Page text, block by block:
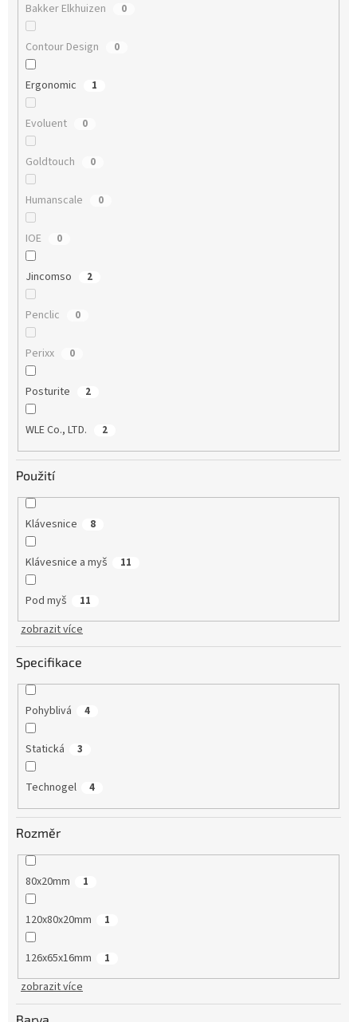
Bakker Elkhuizen 0
Contour Design 0
Ergonomic 1
Evoluent 0
Goldtouch 0
Humanscale 0
IOE 0
Jincomso 2
Penclic 0
Perixx 0
Posturite 2
WLE Co., LTD. 2
Použití
Klávesnice 8
Klávesnice a myš 11
Pod myš 11
zobrazit více
Specifikace
Pohyblivá 4
Statická 3
Technogel 4
Rozměr
80x20mm 1
120x80x20mm 1
126x65x16mm 1
zobrazit více